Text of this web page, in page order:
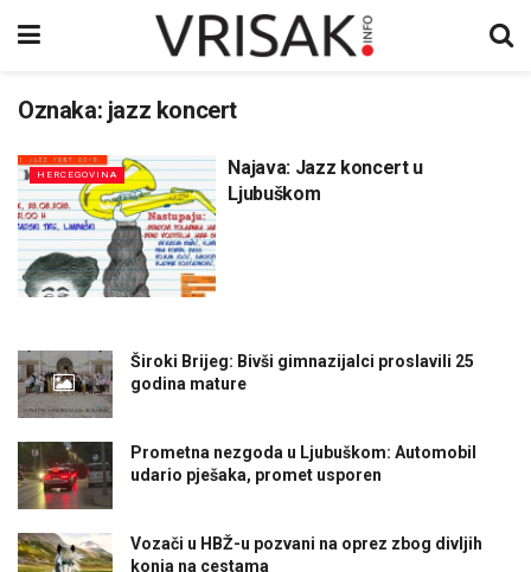
Oznaka: jazz koncert
HERCEGOVINA
Najava: Jazz koncert u
Ljubuškom
Široki Brijeg: Bivši gimnazijalci proslavili 25
godina mature
Prometna nezgoda u Ljubuškom: Automobil
udario pješaka, promet usporen
Vozači u HBŽ-u pozvani na oprez zbog divljih
konja na cestama